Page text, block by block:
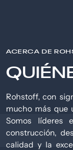
ACERCA DE
Rohstoff, con
mucho más que
Somos líderes
construcción,
calidad y la